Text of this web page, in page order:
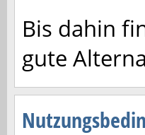
Bis dahin
gute